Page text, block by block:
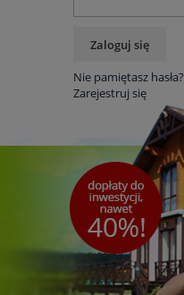
Zaloguj się
Nie pamiętasz hasła?
Zarejestruj się